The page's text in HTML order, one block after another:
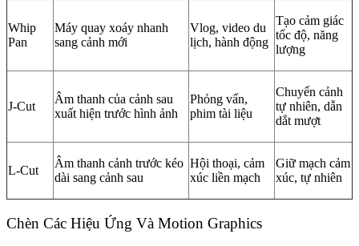
Whip
Pan
Máy quay xoáy nhanh
sang cảnh mới
Vlog, video du
lịch, hành động
Tạo cảm giác
tốc độ, năng
lượng
J-Cut
Âm thanh của cảnh sau
xuất hiện trước hình ảnh
Phỏng vấn,
phim tài liệu
Chuyển cảnh
tự nhiên, dẫn
dắt mượt
L-Cut
Âm thanh cảnh trước kéo
dài sang cảnh sau
Hội thoại, cảm
xúc liền mạch
Giữ mạch cảm
xúc, tự nhiên
Chèn Các Hiệu Ứng Và Motion Graphics